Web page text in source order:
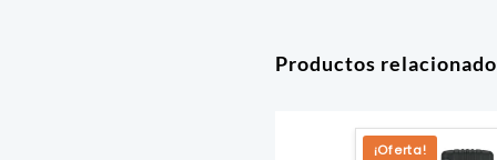
Productos
¡Oferta!